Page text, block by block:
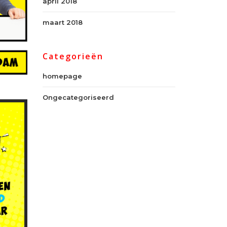
maart 2018
Categorieën
homepage
Ongecategoriseerd